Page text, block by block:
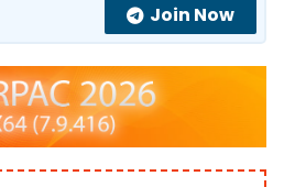
Join Now